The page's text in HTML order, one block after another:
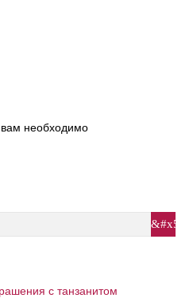
необходимо
с танзанитом